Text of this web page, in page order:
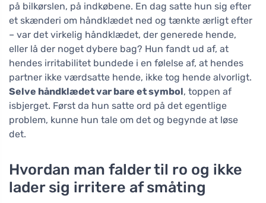
på bilkørslen, på indkøbene. En dag satte hun sig efter
et skænderi om håndklædet ned og tænkte ærligt efter
– var det virkelig håndklædet, der generede hende,
eller lå der noget dybere bag? Hun fandt ud af, at
hendes irritabilitet bundede i en følelse af, at hendes
partner ikke værdsatte hende, ikke tog hende alvorligt.
Selve håndklædet var bare et symbol, toppen af
isbjerget. Først da hun satte ord på det egentlige
problem, kunne hun tale om det og begynde at løse
det.
Hvordan man falder til ro og ikke
lader sig irritere af småting